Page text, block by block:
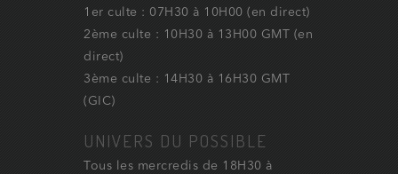
1er culte : 07H30 à 10H00 (en direct)
2ème culte : 10H30 à 13H00 GMT (en
direct)
3ème culte : 14H30 à 16H30 GMT
(GIC)
UNIVERS DU POSSIBLE
Tous les mercredis de 18H30 à